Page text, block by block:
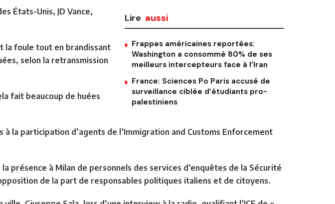
Lire aussi
Frappes américaines reportées:
Washington a consommé 80% de ses
meilleurs intercepteurs face à l’Iran
France: Sciences Po Paris accusé de
surveillance ciblée d’étudiants pro-
palestiniens
États-Unis, JD Vance,
la foule tout en brandissant
selon la retransmission
fait beaucoup de huées
la participation d’agents de l’Immigration and Customs Enforcement
à Milan de personnels des services d’enquêtes de la Sécurité
de la part de responsables politiques italiens et de citoyens.